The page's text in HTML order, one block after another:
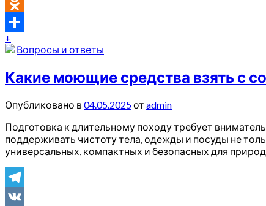
VK
Odnoklassniki
Отправить
+
Вопросы и ответы
Какие моющие средства взять с
Опубликовано в04.05.2025от admin
Подготовка к длительному походу требует
поддерживать чистоту тела, одежды и посуды не
универсальных, компактных и безопасных для
Telegram